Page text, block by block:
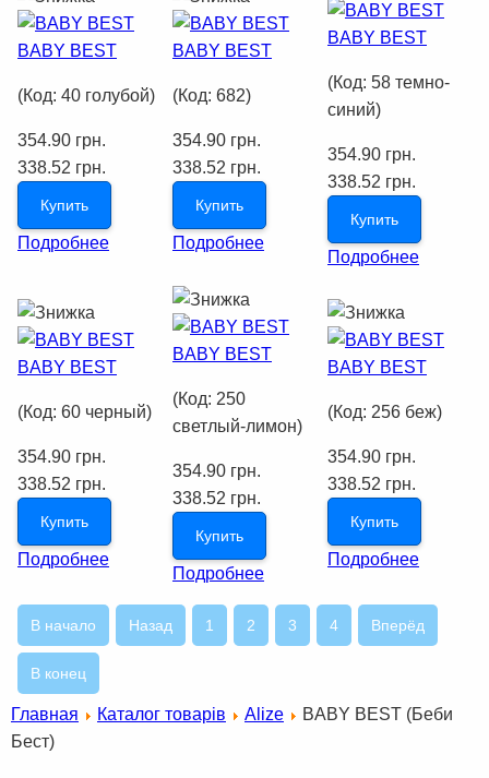
BABY BEST
(Код: 40 голубой)
354.90 грн.
338.52 грн.
Купить
Подробнее
BABY BEST
(Код: 682)
354.90 грн.
338.52 грн.
Купить
Подробнее
BABY BEST
(Код: 58 темно-
синий)
354.90 грн.
338.52 грн.
Купить
Подробнее
BABY BEST
(Код: 60 черный)
354.90 грн.
338.52 грн.
Купить
Подробнее
BABY BEST
(Код: 250
светлый-лимон)
354.90 грн.
338.52 грн.
Купить
Подробнее
BABY BEST
(Код: 256 беж)
354.90 грн.
338.52 грн.
Купить
Подробнее
В начало Назад 1 2 3 4 Вперёд
В конец
Главная Каталог товарів Alize
BABY BEST (Беби
Бест)